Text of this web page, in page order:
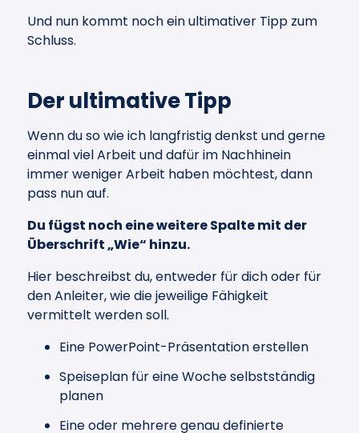
Und nun kommt noch ein ultimativer Tipp zum
Schluss.
Der ultimative Tipp
Wenn du so wie ich langfristig denkst und gerne
einmal viel Arbeit und dafür im Nachhinein
immer weniger Arbeit haben möchtest, dann
pass nun auf.
Du fügst noch eine weitere Spalte mit der
Überschrift „Wie“ hinzu.
Hier beschreibst du, entweder für dich oder für
den Anleiter, wie die jeweilige Fähigkeit
vermittelt werden soll.
Eine PowerPoint-Präsentation erstellen
Speiseplan für eine Woche selbstständig
planen
Eine oder mehrere genau definierte